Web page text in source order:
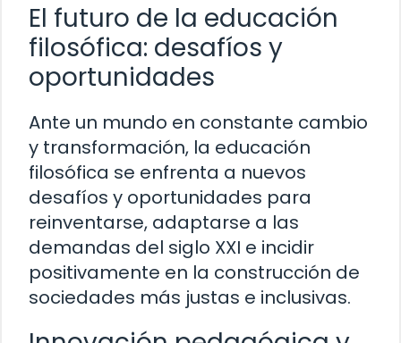
El futuro de la educación
filosófica: desafíos y
oportunidades
Ante un mundo en constante cambio
y transformación, la educación
filosófica se enfrenta a nuevos
desafíos y oportunidades para
reinventarse, adaptarse a las
demandas del siglo XXI e incidir
positivamente en la construcción de
sociedades más justas e inclusivas.